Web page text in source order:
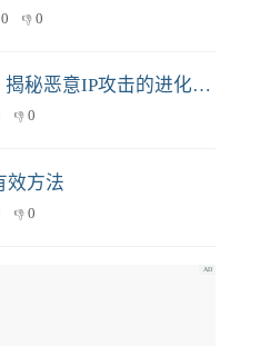
0 0
还在傻傻屏蔽IP？揭秘恶意IP攻击的进化与反制
0
效方法
0